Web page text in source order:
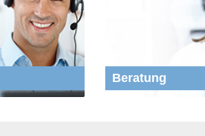
Beratung